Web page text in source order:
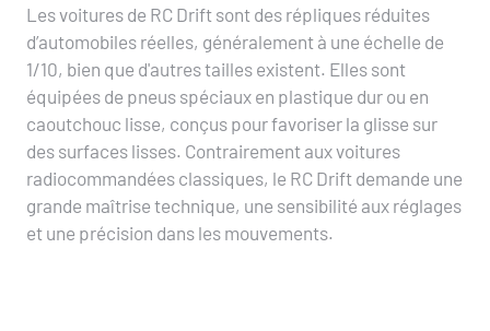
Les voitures de RC Drift sont des répliques réduites
d’automobiles réelles, généralement à une échelle de
1/10, bien que d'autres tailles existent. Elles sont
équipées de pneus spéciaux en plastique dur ou en
caoutchouc lisse, conçus pour favoriser la glisse sur
des surfaces lisses. Contrairement aux voitures
radiocommandées classiques, le RC Drift demande une
grande maîtrise technique, une sensibilité aux réglages
et une précision dans les mouvements.